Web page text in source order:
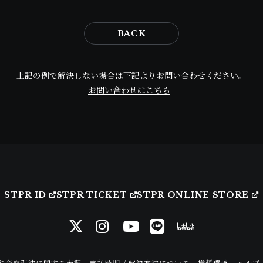
BACK
上記の例で解決しない場合は下記よりお問い合わせください。
お問い合わせはこちら
STPR ID STPR TICKET STPR ONLINE STORE